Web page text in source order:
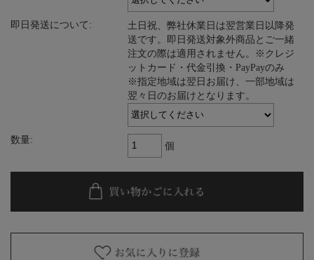
即日発送について:
土日祝、弊社休業日は翌営業日以降発
送です。即日発送対象外商品とご一緒
注文の際は適用されません。※クレジ
ットカード・代金引換・PayPayのみ
※指定地域は翌日お届け、一部地域は
翌々日のお届けとなります。
数量:
個